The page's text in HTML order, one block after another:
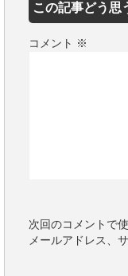
この記事どう思
コメント ※
次回のコメントで
メールアドレス、